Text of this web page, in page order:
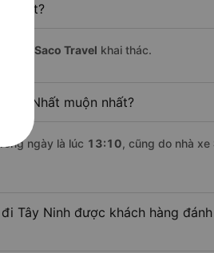
nhất?
xe Saco Travel khai thác.
Nhất muộn nhất?
ngày là lúc 13:10, cũng do nhà xe
Tây Ninh được khách hàng